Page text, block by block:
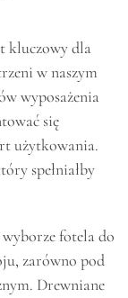
kluczowy dla
w naszym
wyposażenia
się
użytkowania.
spełniałby
fotela do
zarówno pod
Drewniane